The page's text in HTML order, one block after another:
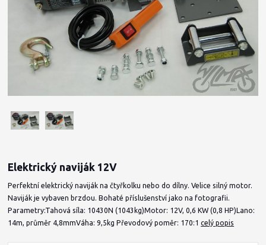
Elektrický naviják 12V
Perfektní elektrický naviják na čtyřkolku nebo do dílny. Velice silný motor.
Naviják je vybaven brzdou. Bohaté příslušenství jako na fotografii.
Parametry:Tahová síla: 10430N (1043kg)Motor: 12V, 0,6 KW (0,8 HP)Lano:
14m, průměr 4,8mmVáha: 9,5kg Převodový poměr: 170:1celý popis